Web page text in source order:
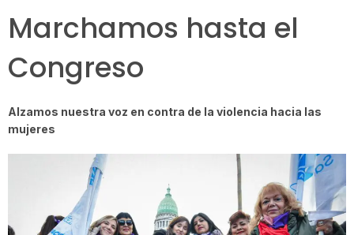
Marchamos hasta el
Congreso
Alzamos nuestra voz en contra de la violencia hacia las
mujeres